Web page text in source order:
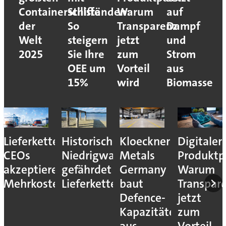
Containerschiffe
der
Welt
2025
Stillständen:
So
steigern
Sie Ihre
OEE um
15%
Warum
Transparenz
jetzt
zum
Vorteil
wird
auf
Dampf
und
Strom
aus
Biomasse
Lieferkettenresilienz:
CEOs
akzeptieren
Mehrkosten
Historisches
Niedrigwasser
gefährdet
Lieferketten
Kloeckner
Metals
Germany
baut
Defence-
Kapazitäten
Digitaler
Warum
jetzt
zum